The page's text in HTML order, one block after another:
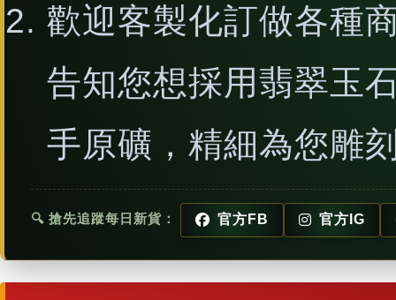
歡迎客製化訂做各種
告知您想採用翡翠玉
手原礦，精細為您雕
🔍 搶先追蹤每日新貨： 官方FB 官方IG